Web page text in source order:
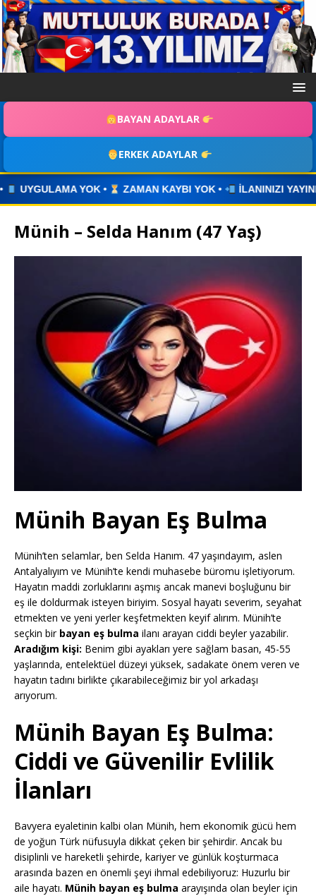
BAYAN ADAYLAR
ERKEK ADAYLAR
ZAMAN KAYBI YOK • İLANINIZI YAYINLAYIN • WHATSAPP
Münih – Selda Hanım (47 Yaş)
Münih Bayan Eş Bulma
Münih’ten selamlar, ben Selda Hanım. 47 yaşındayım, aslen
Antalyalıyım ve Münih’te kendi muhasebe büromu işletiyorum.
Hayatın maddi zorluklarını aşmış ancak manevi boşluğunu bir
eş ile doldurmak isteyen biriyim. Sosyal hayatı severim, seyahat
etmekten ve yeni yerler keşfetmekten keyif alırım. Münih’te
seçkin bir bayan eş bulma ilanı arayan ciddi beyler yazabilir.
Aradığım kişi: Benim gibi ayakları yere sağlam basan, 45-55
yaşlarında, entelektüel düzeyi yüksek, sadakate önem veren ve
hayatın tadını birlikte çıkarabileceğimiz bir yol arkadaşı
arıyorum.
Münih Bayan Eş Bulma:
Ciddi ve Güvenilir Evlilik
İlanları
Bavyera eyaletinin kalbi olan Münih, hem ekonomik gücü hem
de yoğun Türk nüfusuyla dikkat çeken bir şehirdir. Ancak bu
disiplinli ve hareketli şehirde, kariyer ve günlük koşturmaca
arasında bazen en önemli şeyi ihmal edebiliyoruz: Huzurlu bir
aile hayatı. Münih bayan eş bulma arayışında olan beyler için